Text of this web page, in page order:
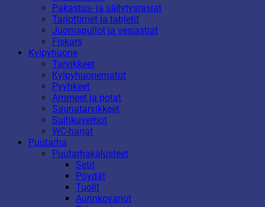
Pakastus- ja säilytysrasiat
Tarjottimet ja tabletit
Juomapullot ja vesiastiat
Fiskars
Kylpyhuone
Tarvikkeet
Kylpyhuonematot
Pyyhkeet
Ammeet ja potat
Saunatarvikkeet
Suihkuverhot
WC-harjat
Puutarha
Puutarhakalusteet
Setit
Pöydät
Tuolit
Aurinkovarjot